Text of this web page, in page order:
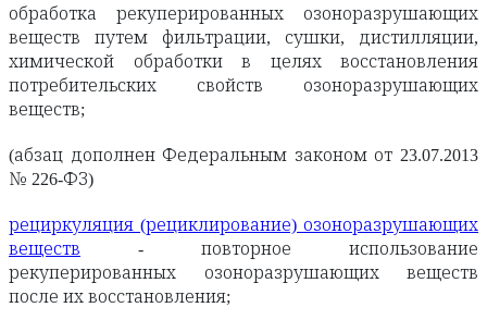
обработка рекуперированных озоноразрушающих
веществ путем фильтрации, сушки, дистилляции,
химической обработки в целях восстановления
потребительских свойств озоноразрушающих
веществ;
(абзац дополнен Федеральным законом от 23.07.2013
№ 226-ФЗ)
рециркуляция (рециклирование) озоноразрушающих
веществ - повторное использование
рекуперированных озоноразрушающих веществ
после их восстановления;